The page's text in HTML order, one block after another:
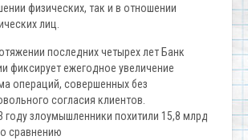
физических, так и в отношении
лиц.
последних четырех лет Банк
фиксирует ежегодное увеличение
операций, совершенных без
согласия клиентов.
году злоумышленники похитили 15,8 млрд
сравнению